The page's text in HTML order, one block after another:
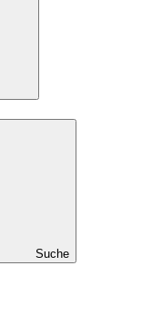
Suche